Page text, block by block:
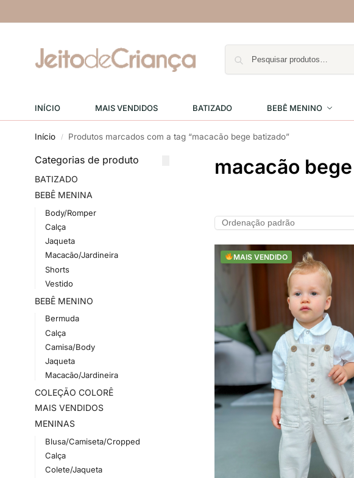
INÍCIO MAIS VENDIDOS BATIZADO BEBÊ MENINO
Início / Produtos marcados com a tag “macacão bege batizado”
macacão
MAIS VENDIDO
Categorias de produto
BATIZADO
BEBÊ MENINA
Body/Romper
Calça
Jaqueta
Macacão/Jardineira
Shorts
Vestido
BEBÊ MENINO
Bermuda
Calça
Camisa/Body
Jaqueta
Macacão/Jardineira
COLEÇÃO COLORÊ
MAIS VENDIDOS
MENINAS
Blusa/Camiseta/Cropped
Calça
Colete/Jaqueta